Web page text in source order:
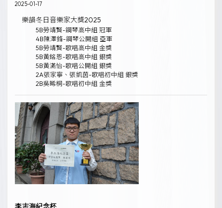
2025-01-17
樂韻冬日音樂家大獎2025
5B勞靖賢-鋼琴高中組 冠軍
4B陳澤鋒-鋼琴公開組 亞軍
5B勞靖賢-歌唱高中組 金獎
5B黃銘恩-歌唱高中組 銀獎
5B黃滿怡-歌唱公開組 銀獎
2A張家寧、張凱茵-歌唱初中組 銀獎
2B吳晞桐-歌唱初中組 金獎